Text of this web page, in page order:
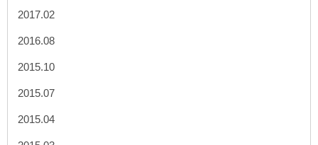
2017.02
2016.08
2015.10
2015.07
2015.04